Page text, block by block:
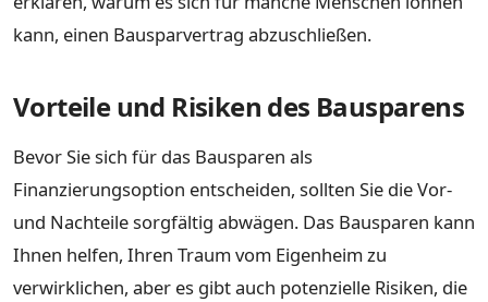
kann, einen Bausparvertrag abzuschließen.
Vorteile und Risiken des Bausparens
Bevor Sie sich für das Bausparen als
Finanzierungsoption entscheiden, sollten Sie die Vor-
und Nachteile sorgfältig abwägen. Das Bausparen kann
Ihnen helfen, Ihren Traum vom Eigenheim zu
verwirklichen, aber es gibt auch potenzielle Risiken, die